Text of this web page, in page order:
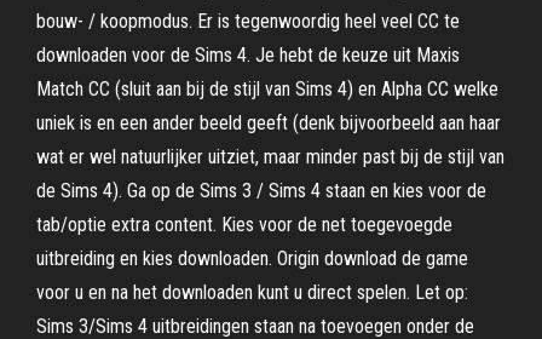
bouw- / koopmodus. Er is tegenwoordig heel veel CC te
downloaden voor de Sims 4. Je hebt de keuze uit Maxis
Match CC (sluit aan bij de stijl van Sims 4) en Alpha CC welke
uniek is en een ander beeld geeft (denk bijvoorbeeld aan haar
wat er wel natuurlijker uitziet, maar minder past bij de stijl van
de Sims 4). Ga op de Sims 3 / Sims 4 staan en kies voor de
tab/optie extra content. Kies voor de net toegevoegde
uitbreiding en kies downloaden. Origin download de game
voor u en na het downloaden kunt u direct spelen. Let op:
Sims 3/Sims 4 uitbreidingen staan na toevoegen onder de